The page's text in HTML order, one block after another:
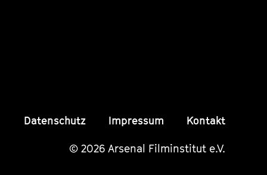
Datenschutz Impressum Kontakt
© 2026 Arsenal Filminstitut e.V.